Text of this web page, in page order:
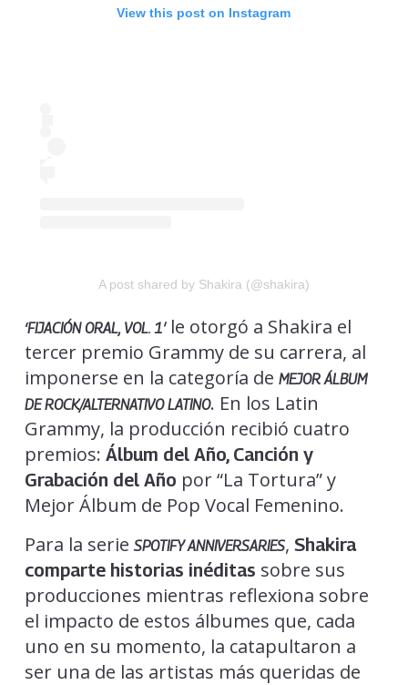
View this post on Instagram
A post shared by Shakira (@shakira)
‘FIJACIÓN ORAL, VOL. 1′le otorgó a Shakira el
tercer premio Grammy de su carrera, al
imponerse en la categoría de MEJOR ÁLBUM
DE ROCK/ALTERNATIVO LATINO. En los Latin
Grammy, la producción recibió cuatro
premios: Álbum del Año, Canción y
Grabación del Año por “La Tortura” y
Mejor Álbum de Pop Vocal Femenino.
Para la serie SPOTIFY ANNIVERSARIES, Shakira
comparte historias inéditas sobre sus
producciones mientras reflexiona sobre
el impacto de estos álbumes que, cada
uno en su momento, la catapultaron a
ser una de las artistas más queridas de